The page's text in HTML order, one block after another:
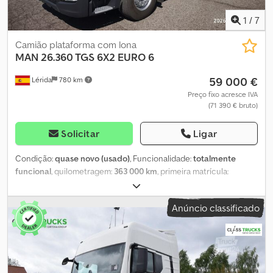
1 / 7
Lérida 780 km
Camião plataforma com lona
MAN 26.360 TGS 6X2 EURO 6
59 000 €
Preço fixo acresce IVA
(71 390 € bruto)
Solicitar Ligar
Condição:quase novo (usado), Funcionalidade:totalmente
funcional, quilometragem: 363 000 km, primeira matrícula:
diesel
peso máximo de carga:14 900 kg, peso total:26 000 kg,
configuração de eixo:
, distância entre eixos:4 800 mm,
distância entre eixos:
1 350 mm , combustível:
, eficiência
energética:
, capacidade do tanque de combustível: 400 l,
travão de motor, cor: bege, cabina do condutor:cabina
diurna
, tipo de engrenagem: automático, suspensão:ar, número
Anúncio classificado